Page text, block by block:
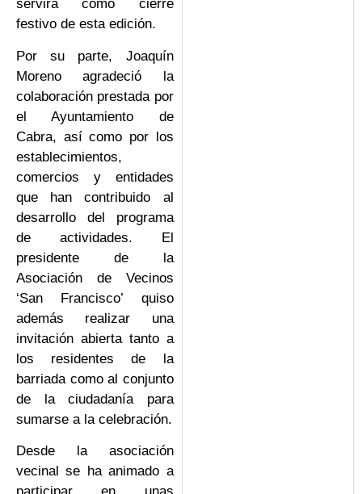
servirá como cierre
festivo de esta edición.
Por su parte, Joaquín
Moreno agradeció la
colaboración prestada por
el Ayuntamiento de
Cabra, así como por los
establecimientos,
comercios y entidades
que han contribuido al
desarrollo del programa
de actividades. El
presidente de la
Asociación de Vecinos
‘San Francisco’ quiso
además realizar una
invitación abierta tanto a
los residentes de la
barriada como al conjunto
de la ciudadanía para
sumarse a la celebración.
Desde la asociación
vecinal se ha animado a